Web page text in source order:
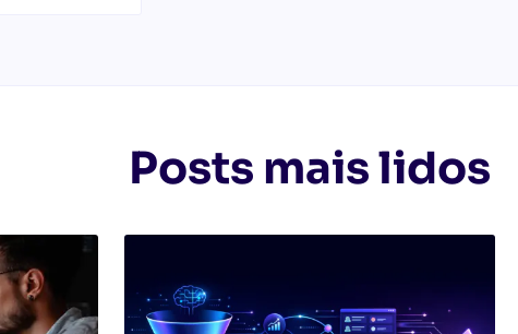
Posts mais lidos